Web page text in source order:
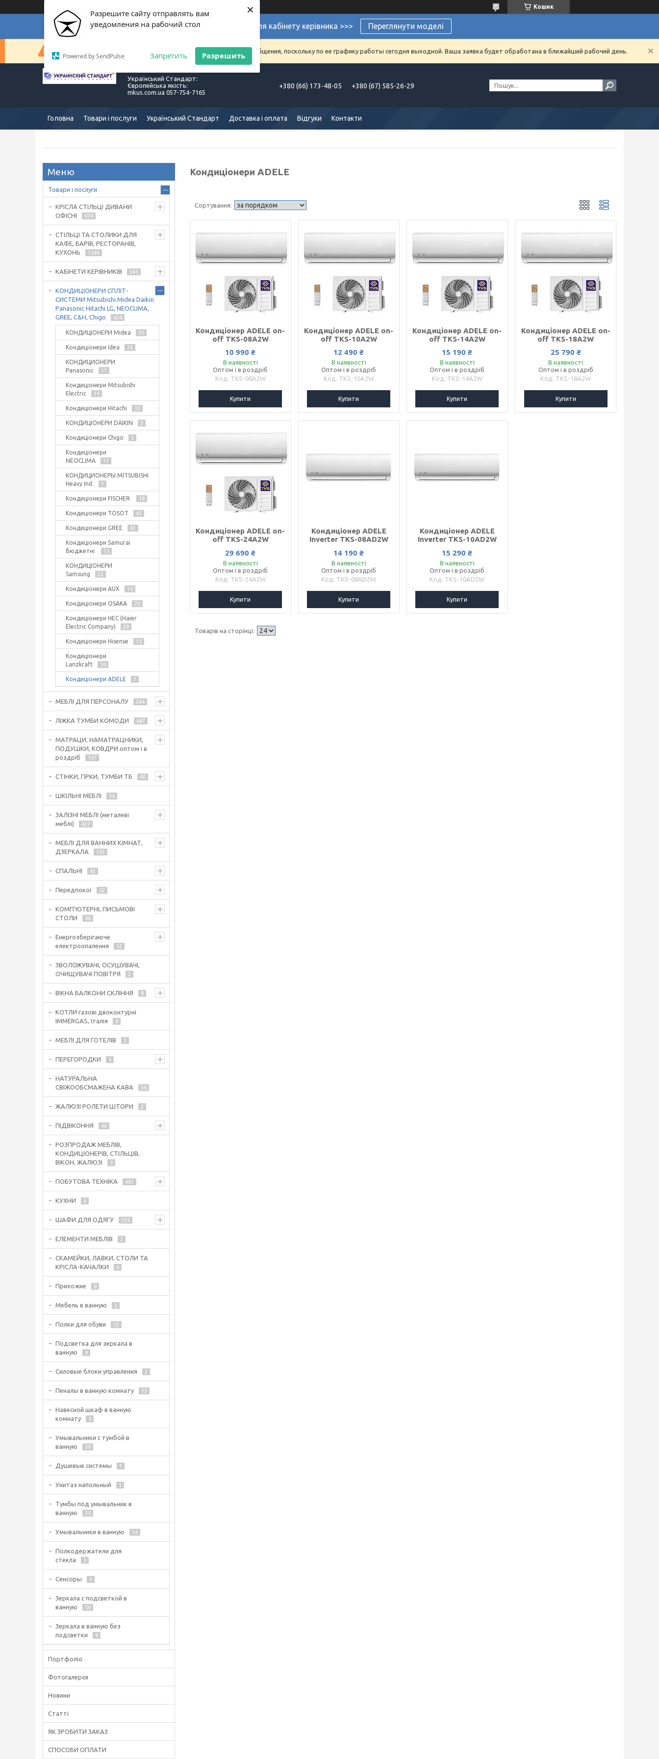
Разрешите сайту отправлять вам
уведомления на рабочий стол
Powered by SendPulse Запретить Разрешить
× Кошик
Супермеблі для кабінету керівника >>> Переглянути моделі
Сейчас компания не может быстро обрабатывать заказы и сообщения, поскольку по ее графику работы сегодня выходной. Ваша заявка будет обработана в ближайший рабочий день.
Український Стандарт:
Європейська якість:
mkus.com.ua 057-754-7165
+380 (66) 173-48-05 +380 (67) 585-26-29
Головна Товари і послуги Український Стандарт Доставка і оплата Відгуки Контакти
Кондиціонери ADELE
Кондиціонер ADELE on-
off TKS-08A2W
10 990 ₴
В наявності
Оптом і в роздріб
TKS-08A2W
Купити
Кондиціонер ADELE on-
off TKS-10A2W
12 490 ₴
В наявності
Оптом і в роздріб
TKS-10A2W
Купити
Кондиціонер ADELE on-
off TKS-14A2W
15 190 ₴
В наявності
Оптом і в роздріб
TKS-14A2W
Купити
Кондиціонер ADELE on-
off TKS-18A2W
25 790 ₴
В наявності
Оптом і в роздріб
TKS-18A2W
Купити
Кондиціонер ADELE on-
off TKS-24A2W
29 690 ₴
В наявності
Оптом і в роздріб
TKS-24A2W
Купити
Кондиціонер ADELE
Inverter TKS-08AD2W
14 190 ₴
В наявності
Оптом і в роздріб
TKS-08AD2W
Купити
Кондиціонер ADELE
Inverter TKS-10AD2W
15 290 ₴
В наявності
Оптом і в роздріб
TKS-10AD2W
Купити
Товари і послуги
КРІСЛА СТІЛЬЦІ ДИВАНИ
ОФІСНІ
674
СТІЛЬЦІ ТА СТОЛИКИ ДЛЯ
КАФЕ, БАРІВ, РЕСТОРАНІВ,
КУХОНЬ
1346
КАБІНЕТИ КЕРІВНИКІВ 345
КОНДИЦІОНЕРИ СПЛІТ-
СИСТЕМИ Mitsubishi Midea Daikin
Panasonic Hitachi LG, NEOCLIMA,
GREE, C&H, Chigo
424
КОНДИЦІОНЕРИ Midea 35
Кондиціонери Idea 26
КОНДИЦИОНЕРИ
Panasonic
17
Кондиціонери Mitsubishi
Electric
19
Кондиціонери Hitachi 33
КОНДИЦІОНЕРИ DAIKIN 2
Кондиціонери Chigo 3
Кондиціонери
NEOCLIMA
17
КОНДИЦИОНЕРЫ MITSUBISHI
Heavy Ind.
1
Кондиціонери FISCHER 18
Кондиціонери TOSOT 45
Кондиціонери GREE 81
Кондиціонери Samurai
бюджетні
15
КОНДИЦІОНЕРИ
Samsung
22
Кондиціонери AUX 10
Кондиціонери OSAKA 20
Кондиціонери HEC (Haier
Electric Company)
28
Кондиціонери Hisense 15
Кондиціонери
Lanzkraft
10
Кондиціонери ADELE 7
МЕБЛІ ДЛЯ ПЕРСОНАЛУ 244
ЛІЖКА ТУМБИ КОМОДИ 487
МАТРАЦИ, НАМАТРАЦНИКИ,
ПОДУШКИ, КОВДРИ оптом і в
роздріб
107
СТІНКИ, ГІРКИ, ТУМБИ ТБ 40
ШКІЛЬНІ МЕБЛІ 30
ЗАЛІЗНІ МЕБЛІ (металеві
меблі)
427
МЕБЛІ ДЛЯ ВАННИХ КІМНАТ,
ДЗЕРКАЛА
197
СПАЛЬНІ 42
Передпокої 52
КОМП'ЮТЕРНІ, ПИСЬМОВІ
СТОЛИ
96
Енергозберігаюче
електроопалення
12
ЗВОЛОЖУВАЧІ, ОСУШУВАЧІ,
ОЧИЩУВАЧІ ПОВІТРЯ
2
ВІКНА БАЛКОНИ СКЛІННЯ 8
КОТЛИ газові двоконтурні
IMMERGAS, Італія
9
МЕБЛІ ДЛЯ ГОТЕЛІВ 3
ПЕРЕГОРОДКИ 5
НАТУРАЛЬНА
СВІЖООБСМАЖЕНА КАВА
36
ЖАЛЮЗІ РОЛЕТИ ШТОРИ 2
ПІДВІКОННЯ 46
РОЗПРОДАЖ МЕБЛІВ,
КОНДИЦІОНЕРІВ, СТІЛЬЦІВ,
ВІКОН, ЖАЛЮЗІ
5
ПОБУТОВА ТЕХНІКА 487
КУХНИ 6
ШАФИ ДЛЯ ОДЯГУ 335
ЕЛЕМЕНТИ МЕБЛІВ 2
СКАМЕЙКИ, ЛАВКИ, СТОЛИ ТА
КРІСЛА-КАЧАЛКИ
6
Прихожие 8
Мебель в ванную 3
Полки для обуви 12
Подсветка для зеркала в
ванную
9
Силовые блоки управления 2
Пеналы в ванную комнату 13
Навесной шкаф в ванную
комнату
5
Умывальники с тумбой в
ванную
39
Душевые системы 1
Унитаз напольный 1
Тумбы под умывальник в
ванную
35
Умывальники в ванную 14
Полкодержатели для
стекла
3
Сенсоры 1
Зеркала с подсветкой в
ванную
56
Зеркала в ванную без
подсветки
9
Портфоліо
Фотогалерєя
Новини
Статті
ЯК ЗРОБИТИ ЗАКАЗ
СПОСОБИ ОПЛАТИ